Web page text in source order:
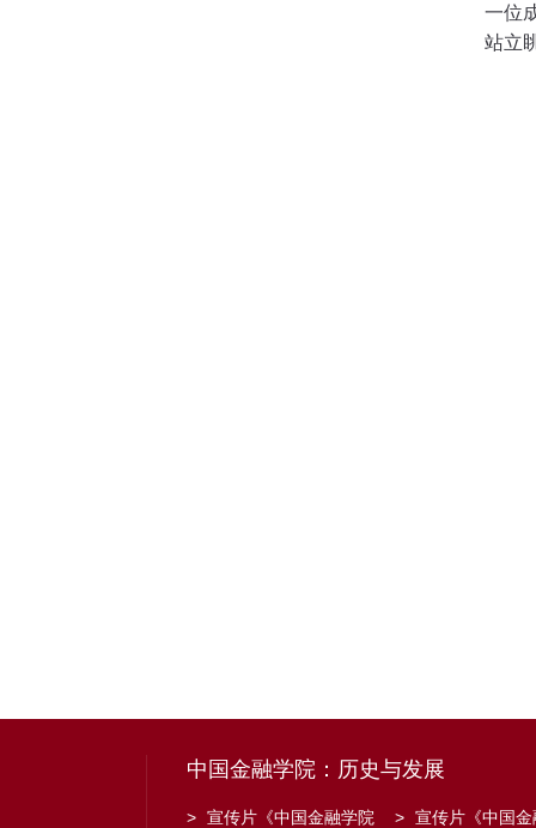
一位
站立
中国金融学院：历史与发展
> 宣传片《中国金融学院 > 宣传片《中国